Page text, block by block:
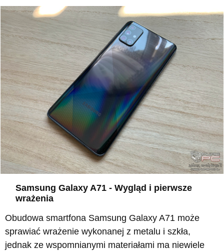
Samsung Galaxy A71 - Wygląd i pierwsze
wrażenia
Obudowa smartfona Samsung Galaxy A71 może
sprawiać wrażenie wykonanej z metalu i szkła,
jednak ze wspomnianymi materiałami ma niewiele